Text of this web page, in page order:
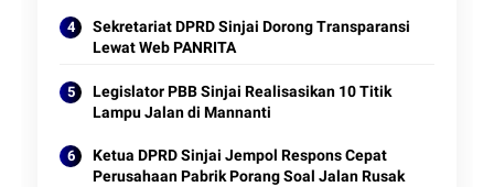
Sekretariat DPRD Sinjai Dorong Transparansi
Lewat Web PANRITA
Legislator PBB Sinjai Realisasikan 10 Titik
Lampu Jalan di Mannanti
Ketua DPRD Sinjai Jempol Respons Cepat
Perusahaan Pabrik Porang Soal Jalan Rusak